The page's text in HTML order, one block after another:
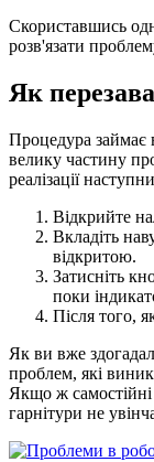
Скориставшись
розв'язати
Як
Процедура займає
велику частину
реалізації
Відкрийте
Вкладіть
відкритою.
Затисніть
поки
Після того,
Як ви вже
проблем, які
Якщо ж самостійні
гарнітури не